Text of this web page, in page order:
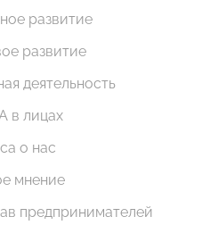
развитие
развитие
деятельность
в лицах
о нас
мнение
предпринимателей